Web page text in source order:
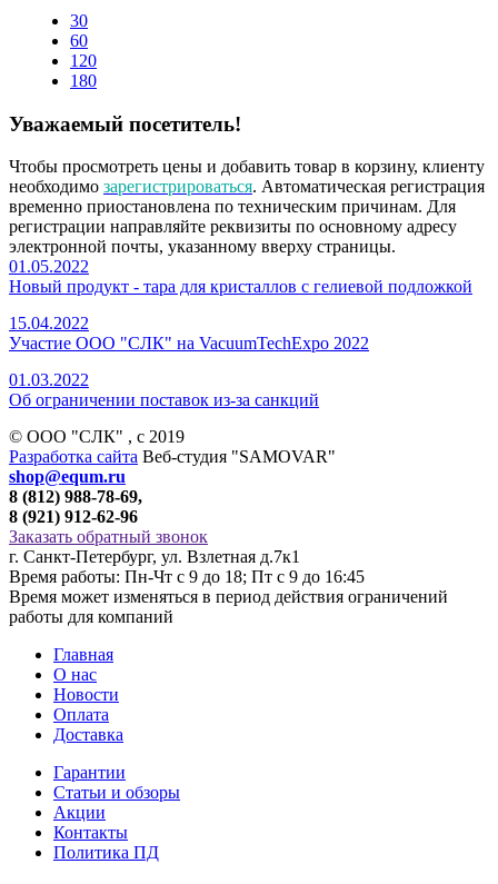
30
60
120
180
Уважаемый посетитель!
Чтобы просмотреть цены и добавить товар в корзину, клиенту
необходимо зарегистрироваться. Автоматическая регистрация
временно приостановлена по техническим причинам. Для
регистрации направляйте реквизиты по основному адресу
электронной почты, указанному вверху страницы.
01.05.2022
Новый продукт - тара для кристаллов с гелиевой подложкой
15.04.2022
Участие ООО "СЛК" на VacuumTechExpo 2022
01.03.2022
Об ограничении поставок из-за санкций
© ООО "СЛК" , c 2019
Разработка сайта Веб-студия "SAMOVAR"
shop@equm.ru
8 (812) 988-78-69,
8 (921) 912-62-96
Заказать обратный звонок
г. Санкт-Петербург, ул. Взлетная д.7к1
Время работы: Пн-Чт с 9 до 18; Пт с 9 до 16:45
Время может изменяться в период действия ограничений
работы для компаний
Главная
О нас
Новости
Оплата
Доставка
Гарантии
Статьи и обзоры
Акции
Контакты
Политика ПД